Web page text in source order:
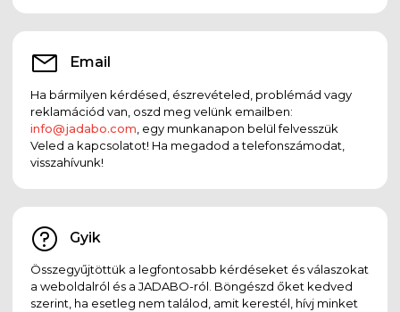
Email
Ha bármilyen kérdésed, észrevételed, problémád vagy
reklamációd van, oszd meg velünk emailben:
info@jadabo.com , egy munkanapon belül felvesszük
Veled a kapcsolatot! Ha megadod a telefonszámodat,
visszahívunk!
Gyik
Összegyűjtöttük a legfontosabb kérdéseket és válaszokat
a weboldalról és a JADABO-ról. Böngészd őket kedved
szerint, ha esetleg nem találod, amit kerestél, hívj minket